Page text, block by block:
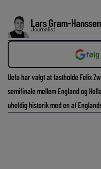
Lars Gram-Hanssen
Journalist
følg
Uefa har valgt at fastholde Felix
semifinale mellem England og
uheldig historik med en af